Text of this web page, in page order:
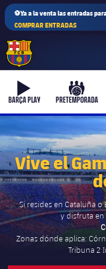
⚽Ya a la venta las entradas
COMPRAR ENTRADAS
b-play
BARÇA PLAY
culers-
PRETEMPORADA
PLUSICON
MÁS
Primer equipo
Femenino
plusicon
más
Actualidad
Barça Atlètic
Vive el
Si resides en Cataluña
y disfruta en
Zonas dónde aplica:
Tribuna 2